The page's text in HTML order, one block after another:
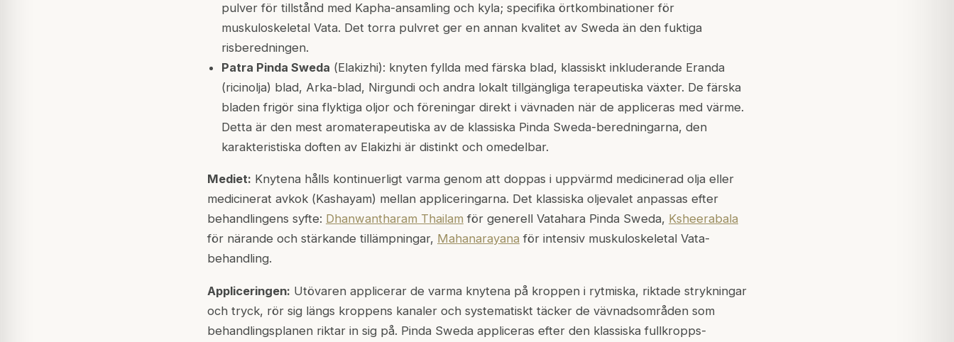
pulver för tillstånd med Kapha-ansamling och kyla; specifika örtkombinationer för
muskuloskeletal Vata. Det torra pulvret ger en annan kvalitet av Sweda än den fuktiga
risberedningen.
Patra Pinda Sweda (Elakizhi): knyten fyllda med färska blad, klassiskt inkluderande Eranda
(ricinolja) blad, Arka-blad, Nirgundioch andra lokalt tillgängliga terapeutiska växter. De färska
bladen frigör sina flyktiga oljor och föreningar direkt i vävnaden när de appliceras med värme.
Detta är den mest aromaterapeutiska av de klassiska Pinda Sweda-beredningarna, den
karakteristiska doften av Elakizhi är distinkt och omedelbar.
Mediet: Knytena hålls kontinuerligt varma genom att doppas i uppvärmd medicinerad olja eller
medicinerat avkok (Kashayam) mellan appliceringarna. Det klassiska oljevalet anpassas efter
behandlingens syfte: Dhanwantharam Thailam för generell Vatahara Pinda Sweda, Ksheerabala
för närande och stärkande tillämpningar, Mahanarayana för intensiv muskuloskeletal Vata-
behandling.
Appliceringen: Utövaren applicerar de varma knytena på kroppen i rytmiska, riktade strykningar
och tryck, rör sig längs kroppens kanaler och systematiskt täcker de vävnadsområden som
behandlingsplanen riktar in sig på. Pinda Sweda appliceras efter den klassiska fullkropps-